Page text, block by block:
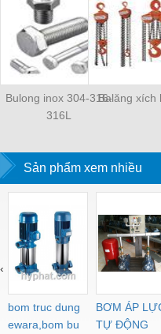
Bulong inox 304-316-
316L
Balăng xích
Sản phẩm xem nhiều
bom truc dung
ewara,bom bu
BƠM ÁP
TỰ ĐỘNG
‹